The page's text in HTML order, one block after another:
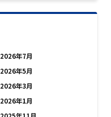
2026年7月
2026年5月
2026年3月
2026年1月